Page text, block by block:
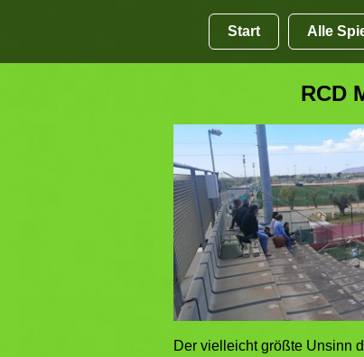
Start Alle
RCD
Der vielleicht größte Unsinn